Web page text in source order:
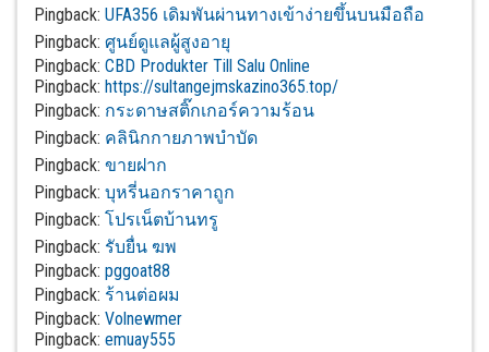
Pingback: UFA356 เดิมพันผ่านทางเข้าง่ายขึ้นบนมือถือ
Pingback: ศูนย์ดูแลผู้สูงอายุ
Pingback: CBD Produkter Till Salu Online
Pingback: https://sultangejmskazino365.top/
Pingback: กระดาษสติ๊กเกอร์ความร้อน
Pingback: คลินิกกายภาพบำบัด
Pingback: ขายฝาก
Pingback: บุหรี่นอกราคาถูก
Pingback: โปรเน็ตบ้านทรู
Pingback: รับยื่น ฆพ
Pingback: pggoat88
Pingback: ร้านต่อผม
Pingback: Volnewmer
Pingback: emuay555